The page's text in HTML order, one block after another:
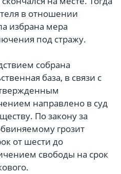
в отношении
избрана мера
под стражу.
собрана
база, в связи с
направлено в суд
По закону за
грозит
от шести до
свободы на срок